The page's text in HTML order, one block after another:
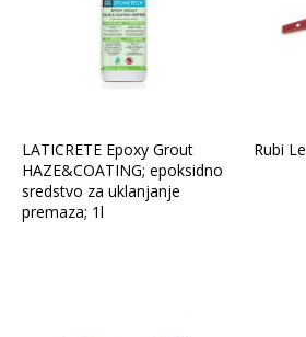
LATICRETE Epoxy Grout
HAZE&COATING; epoksidno
sredstvo za uklanjanje
premaza; 1l
Rubi